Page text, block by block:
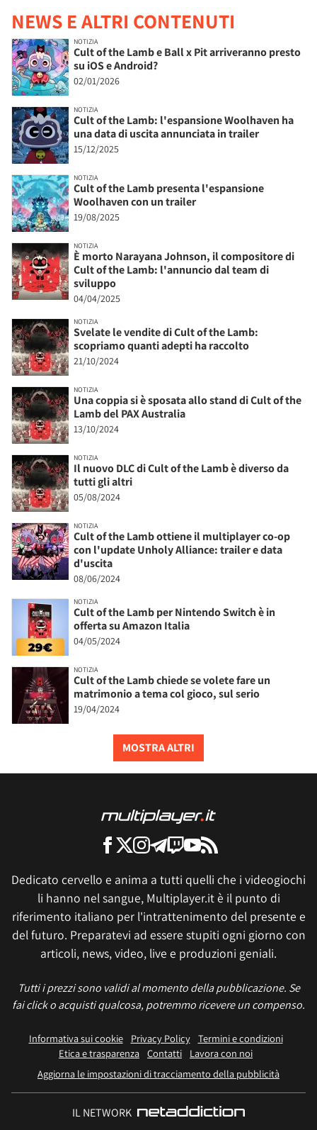
NEWS E ALTRI CONTENUTI
NOTIZIA
Cult of the Lamb e Ball x Pit arriveranno presto
su iOS e Android?
02/01/2026
NOTIZIA
Cult of the Lamb: l'espansione Woolhaven ha
una data di uscita annunciata in trailer
15/12/2025
NOTIZIA
Cult of the Lamb presenta l'espansione
Woolhaven con un trailer
19/08/2025
NOTIZIA
È morto Narayana Johnson, il compositore di
Cult of the Lamb: l'annuncio dal team di
sviluppo
04/04/2025
NOTIZIA
Svelate le vendite di Cult of the Lamb:
scopriamo quanti adepti ha raccolto
21/10/2024
NOTIZIA
Una coppia si è sposata allo stand di Cult of the
Lamb del PAX Australia
13/10/2024
NOTIZIA
Il nuovo DLC di Cult of the Lamb è diverso da
tutti gli altri
05/08/2024
NOTIZIA
Cult of the Lamb ottiene il multiplayer co-op
con l'update Unholy Alliance: trailer e data
d'uscita
08/06/2024
NOTIZIA
Cult of the Lamb per Nintendo Switch è in
offerta su Amazon Italia
04/05/2024
NOTIZIA
Cult of the Lamb chiede se volete fare un
matrimonio a tema col gioco, sul serio
19/04/2024
MOSTRA ALTRI
Dedicato cervello e anima a tutti quelli che i videogiochi
li hanno nel sangue, Multiplayer.it è il punto di
riferimento italiano per l'intrattenimento del presente e
del futuro. Preparatevi ad essere stupiti ogni giorno con
articoli, news, video, live e produzioni geniali.
Tutti i prezzi sono validi al momento della pubblicazione. Se
fai click o acquisti qualcosa, potremmo ricevere un compenso.
Informativa sui cookie Privacy Policy
Termini e condizioni
Etica e trasparenza Contatti
Lavora con noi
Aggiorna le impostazioni di tracciamento della pubblicità
IL NETWORK